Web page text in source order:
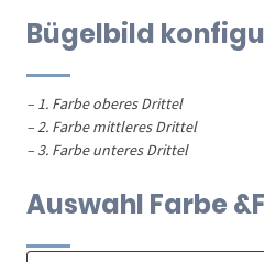
Bügelbild
– 1. Farbe oberes Drittel
– 2. Farbe mittleres Drittel
– 3. Farbe unteres Drittel
Auswahl Farbe